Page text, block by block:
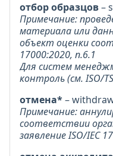
отбор образцов–
Примечание:
материала или
объект оценки
17000:2020, п.6.1
Для систем
контроль (см. ISO/
отмена*–
Примечание:
соответствии
заявление ISO/IEC